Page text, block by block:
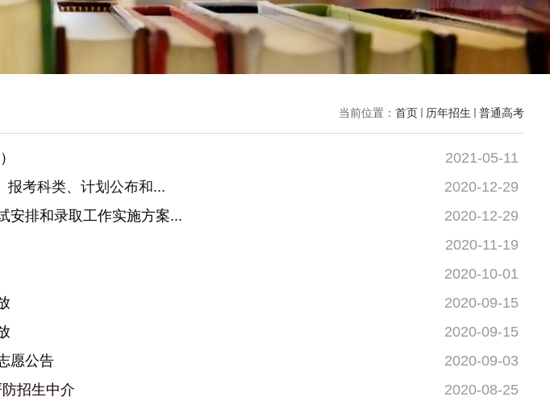
当前位置： 首页 历年招生 普通高考
2021-05-11
报考科类、计划公布和...
2020-12-29
安排和录取工作实施方案...
2020-12-29
2020-11-19
2020-10-01
2020-09-15
2020-09-15
愿公告
2020-09-03
招生中介
2020-08-25